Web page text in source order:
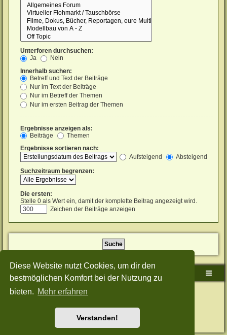
Diese Website nutzt Cookies, um dir den
bestmöglichen Komfort bei der Nutzung zu
bieten. Mehr erfahren
Verstanden!
Unterforen durchsuchen:
Ja
Nein
Innerhalb suchen:
Betreff und Text der Beiträge
Nur im Text der Beiträge
Nur im Betreff der Themen
Nur im ersten Beitrag der Themen
Ergebnisse anzeigen als:
Beiträge
Themen
Ergebnisse sortieren nach:
Aufsteigend
Absteigend
Suchzeitraum begrenzen:
Die ersten:
Stelle 0 als Wert ein, damit der komplette Beitrag angezeigt wird.
Zeichen der Beiträge anzeigen
Sudden-Strike-Maps.de Hauptseite Foren-Übersicht
Powered byphpBB® Forum Software © phpBB Limited
Style: Green-Style-Split by Joyce&LunaphpBB-Style-Design
Nutzungsbedingungen